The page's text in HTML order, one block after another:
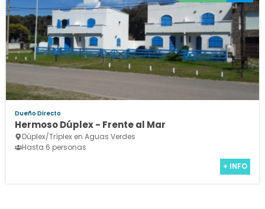
Dueño Directo
Hermoso Dúplex - Frente al Mar
Dúplex/Tríplex en Aguas Verdes
Hasta 6 personas
+ INFO